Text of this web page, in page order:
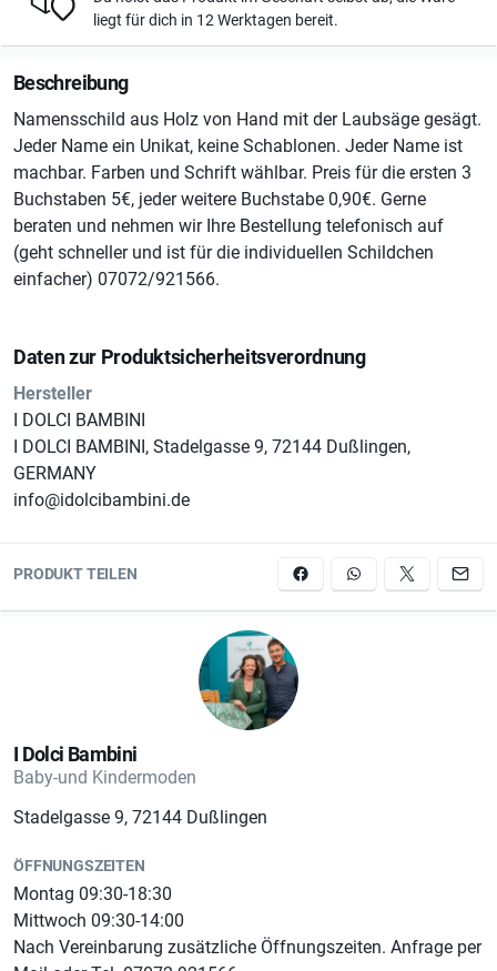
liegt für dich in 12 Werktagen bereit.
Beschreibung
Namensschild aus Holz von Hand mit der Laubsäge gesägt.
Jeder Name ein Unikat, keine Schablonen. Jeder Name ist
machbar. Farben und Schrift wählbar. Preis für die ersten 3
Buchstaben 5€, jeder weitere Buchstabe 0,90€. Gerne
beraten und nehmen wir Ihre Bestellung telefonisch auf
(geht schneller und ist für die individuellen Schildchen
einfacher) 07072/921566.
Daten zur Produktsicherheitsverordnung
Hersteller
I DOLCI BAMBINI
I DOLCI BAMBINI, Stadelgasse 9, 72144 Dußlingen,
GERMANY
info@idolcibambini.de
PRODUKT TEILEN
I Dolci Bambini
Baby-und Kindermoden
Stadelgasse 9, 72144 Dußlingen
ÖFFNUNGSZEITEN
Montag 09:30-18:30
Mittwoch 09:30-14:00
Nach Vereinbarung zusätzliche Öffnungszeiten. Anfrage per